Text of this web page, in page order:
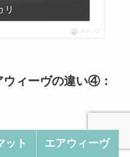
リ
ポチップ
ウィーヴの違い④：
ット
エアウィーヴ